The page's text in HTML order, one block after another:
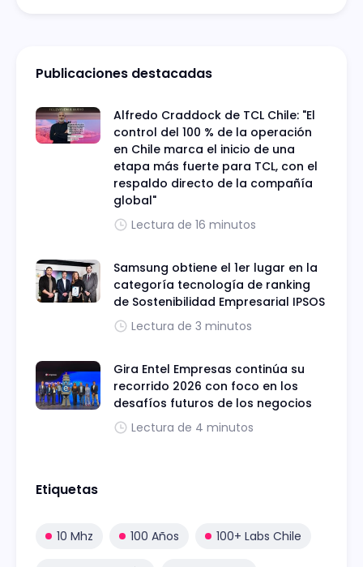
Publicaciones destacadas
Alfredo Craddock de TCL Chile: "El
control del 100 % de la operación
en Chile marca el inicio de una
etapa más fuerte para TCL, con el
respaldo directo de la compañía
global"
Lectura de 16 minutos
Samsung obtiene el 1er lugar en la
categoría tecnología de ranking
de Sostenibilidad Empresarial IPSOS
Lectura de 3 minutos
Gira Entel Empresas continúa su
recorrido 2026 con foco en los
desafíos futuros de los negocios
Lectura de 4 minutos
Etiquetas
10 Mhz 100 Años 100+ Labs Chile